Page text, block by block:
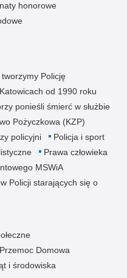
honorowe
Policję
od 1990 roku
ponieśli śmierć w służbie
Pożyczkowa (KZP)
policyjni
Policja i sport
Prawa człowieka
MSWiA
Policji starających się o
Przemoc Domowa
i środowiska